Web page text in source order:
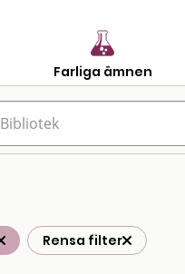
Farliga ämnen
Rensa filter